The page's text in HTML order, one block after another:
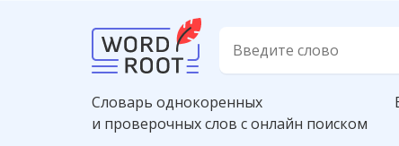
Словарь однокоренных
и проверочных слов с онлайн поиском